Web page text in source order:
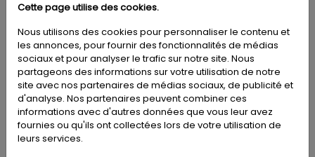
Peinture dédiée
PARA Paints:
Nous proposons des peintures
spécialement dédiées de la marque
PARA qui sont parfaitement assorties
Cette page utilise des cookies.
Nous utilisons des cookies pour personnaliser le contenu et
les annonces, pour fournir des fonctionnalités de médias
sociaux et pour analyser le trafic sur notre site. Nous
partageons des informations sur votre utilisation de notre
site avec nos partenaires de médias sociaux, de publicité et
d'analyse. Nos partenaires peuvent combiner ces
informations avec d'autres données que vous leur avez
fournies ou qu'ils ont collectées lors de votre utilisation de
leurs services.